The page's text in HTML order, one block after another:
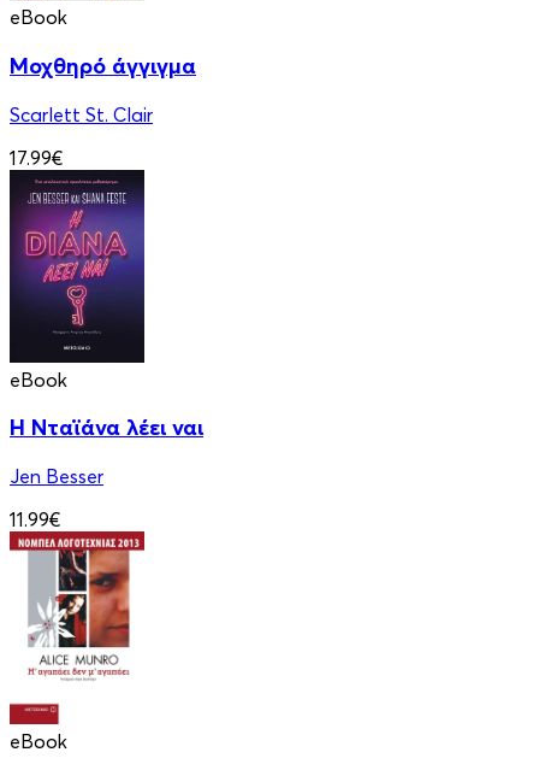
eBook
Μοχθηρό άγγιγμα
Scarlett St. Clair
17.99€
eBook
Η Νταϊάνα λέει ναι
Jen Besser
11.99€
eBook